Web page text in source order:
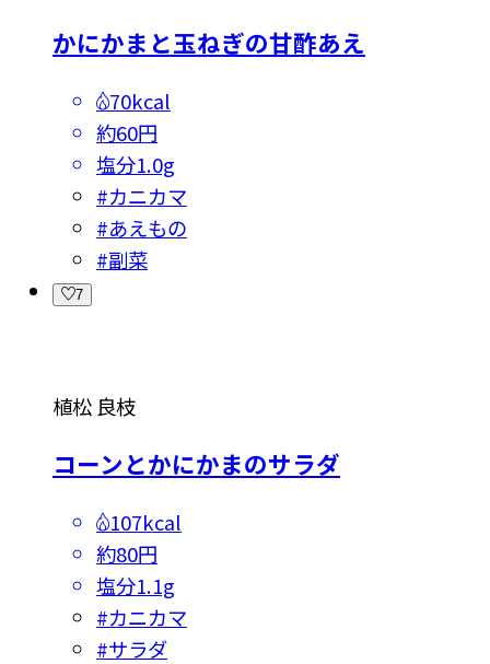
かにかまと玉ねぎの甘酢あえ
70kcal
約60円
塩分1.0g
#カニカマ
#あえもの
#副菜
7
植松 良枝
コーンとかにかまのサラダ
107kcal
約80円
塩分1.1g
#カニカマ
#サラダ